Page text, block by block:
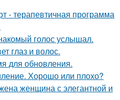
- терапевтичная программа
голос услышал.
глаз и волос.
для обновления.
Хорошо или плохо?
женщина с элегантной и